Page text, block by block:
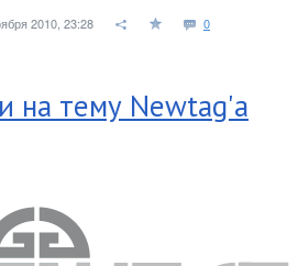
2010, 23:28 0
на тему Newtag'а